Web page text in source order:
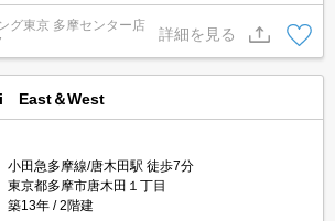
グ東京 多摩センター店
詳細を見る
East＆West
小田急多摩線/唐木田駅 徒歩7分
東京都多摩市唐木田１丁目
築13年
2階建